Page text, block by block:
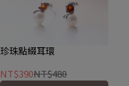
珍珠點綴耳環
NT$390NT$480